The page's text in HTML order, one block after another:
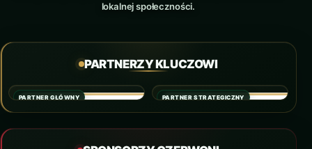
lokalnej społeczności.
PARTNERZY KLUCZOWI
PARTNER GŁÓWNY PARTNER STRATEGICZNY